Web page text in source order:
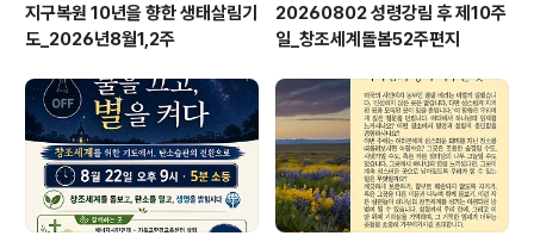
지구복원 10년을 향한 생태살림기
도_2026년8월1,2주
20260802 성령강림 후 제10주
일_창조세계돌봄52주편지